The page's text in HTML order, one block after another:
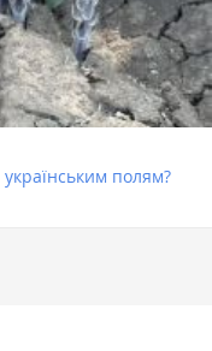
українським полям?